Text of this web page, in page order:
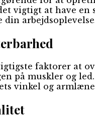
vigtigt at have en
faktorer at
på muskler og
vinkel og